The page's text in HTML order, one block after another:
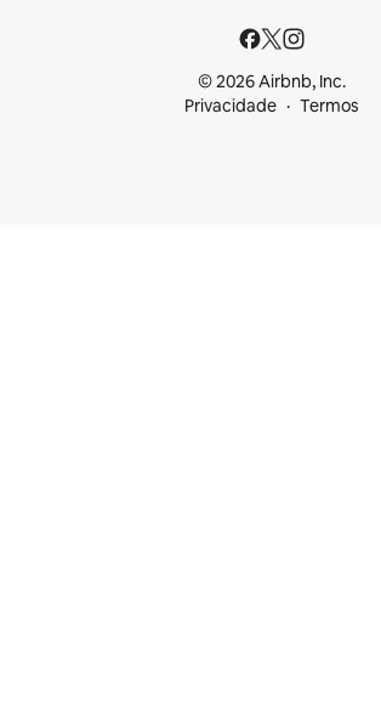
© 2026 Airbnb, Inc.
Privacidade
Termos